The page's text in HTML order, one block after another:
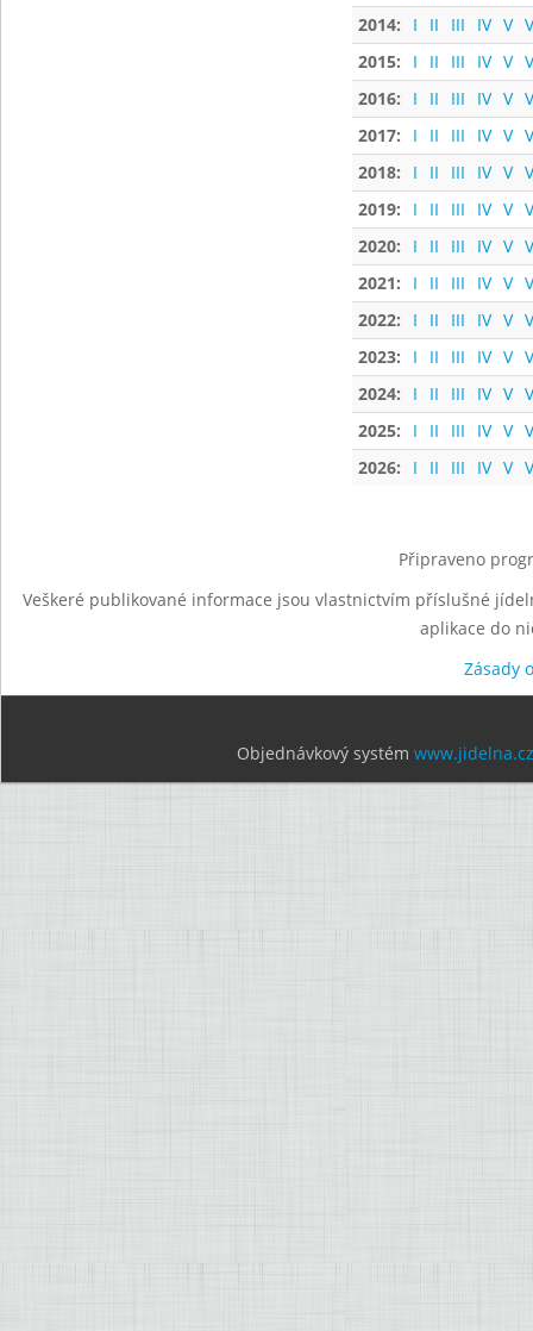
2014:
I II III IV V
2015:
I II III IV V
2016:
I II III IV V
2017:
I II III IV V
2018:
I II III IV V
2019:
I II III IV V
2020:
I II III IV V
2021:
I II III IV V
2022:
I II III IV V
2023:
I II III IV V
2024:
I II III IV V
2025:
I II III IV V
2026:
I II III IV V
Připraveno
Veškeré publikované informace jsou vlastnictvím příslušné
aplikace do
Zásady
Objednávkový systém www.jidelna.cz